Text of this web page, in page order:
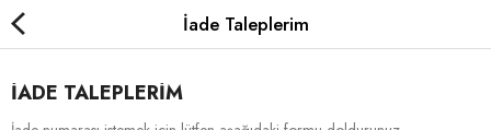
İade Taleplerim
İADE TALEPLERIM